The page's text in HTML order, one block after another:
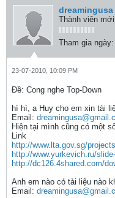
dreamingusa
Thành viên mới
Tham gia ngày:
23-07-2010, 10:09 PM
Ðề: Cong nghe Top-Down
hì hì, a Huy cho em xin tài
Email:
Hiện tại mình cũng có một
Link
http://www.lta.gov.sg/
http://www.yurkevich.ru/
http://dc126.4shared.com/
Anh em nào có tài liệu nào
Email: